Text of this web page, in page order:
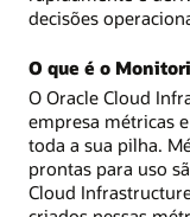
decisões
O que é o
O Oracle Cloud
empresa métricas
toda a sua pilha.
prontas para uso
Cloud